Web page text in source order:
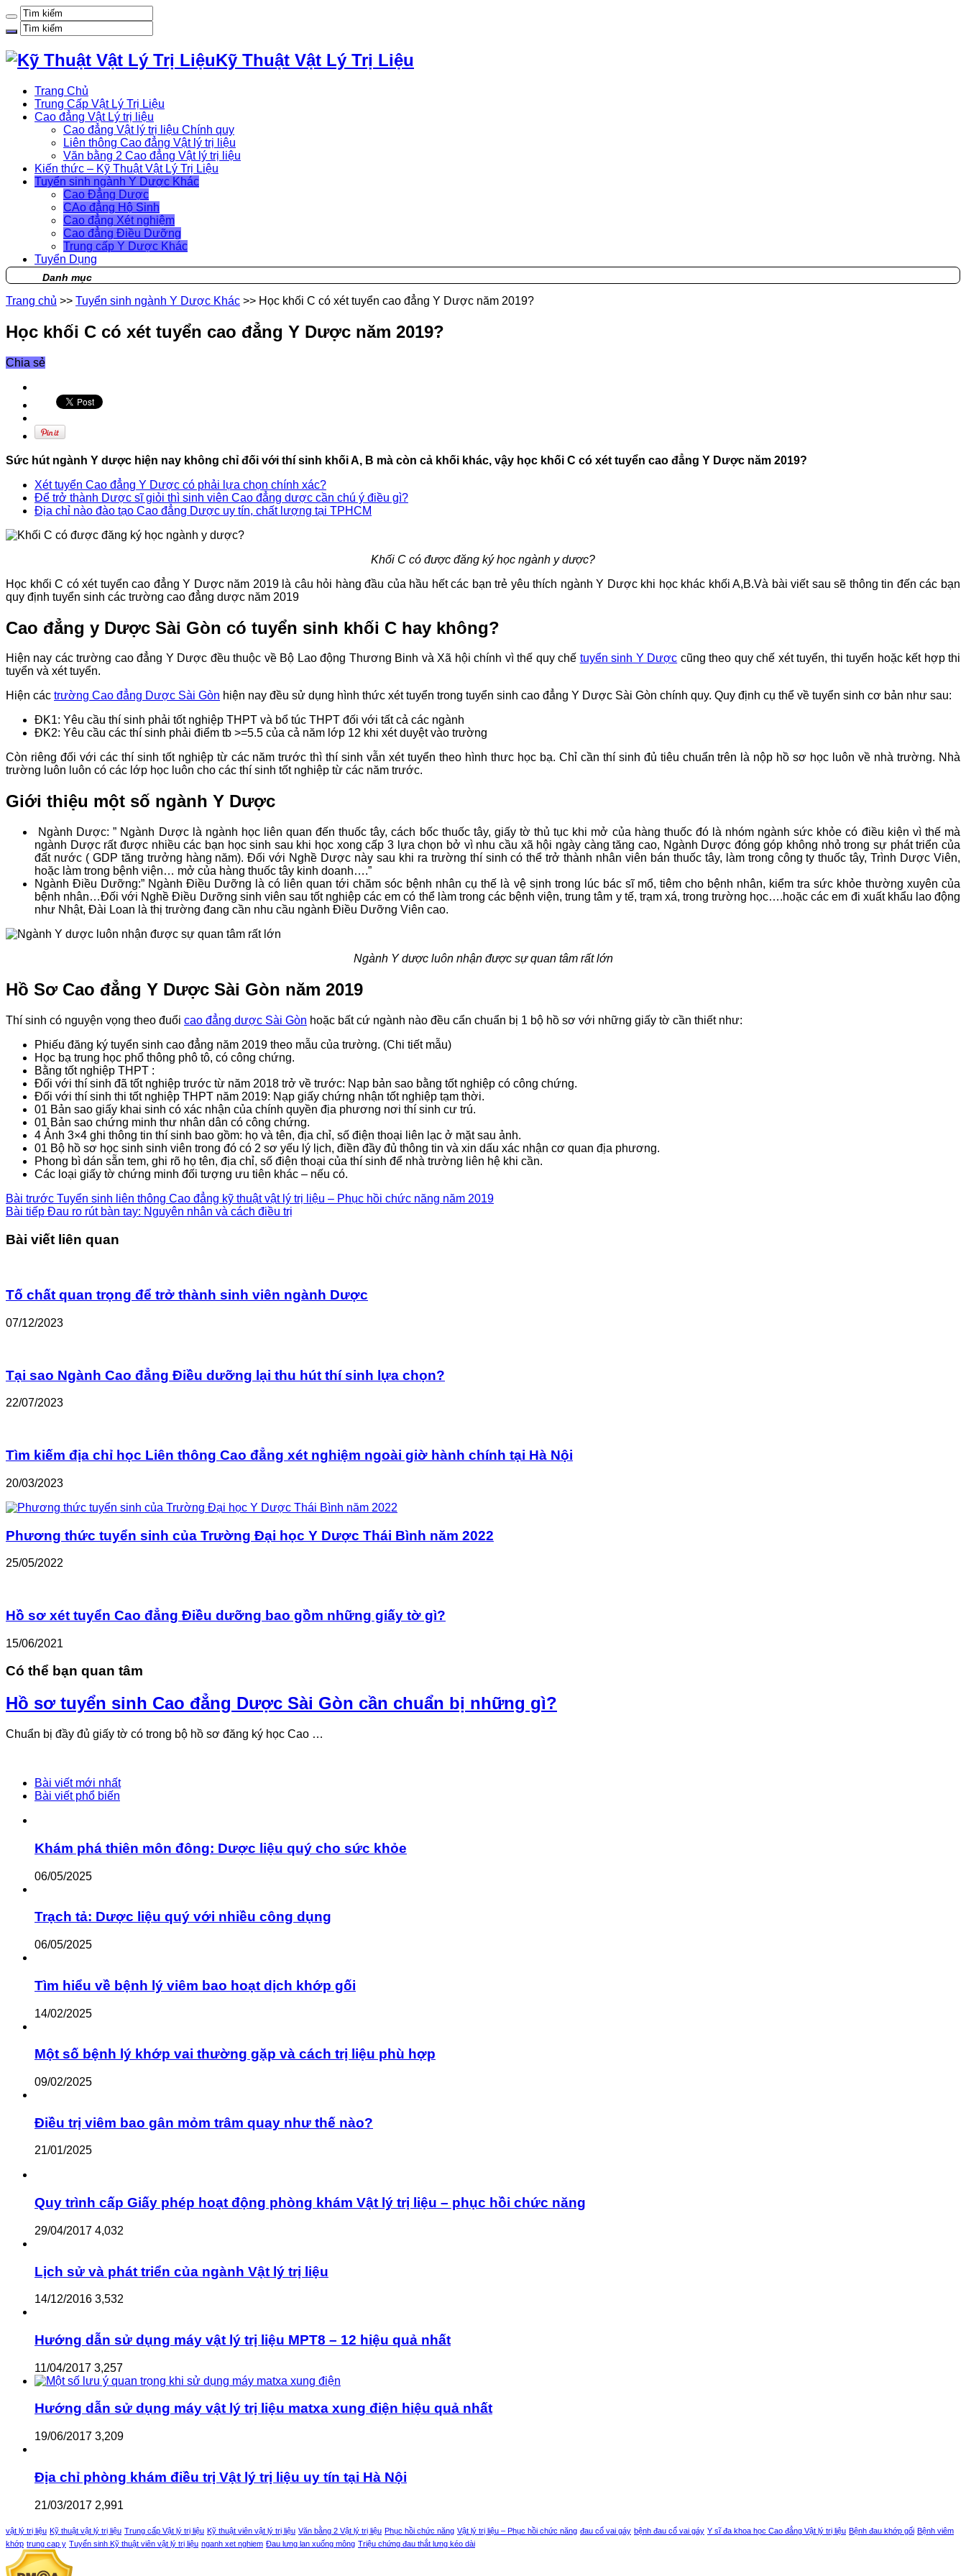
Kỹ Thuật Vật Lý Trị Liệu
Trang Chủ
Trung Cấp Vật Lý Trị Liệu
Cao đẳng Vật Lý trị liệu
Cao đẳng Vật lý trị liệu Chính quy
Liên thông Cao đẳng Vật lý trị liệu
Văn bằng 2 Cao đẳng Vật lý trị liệu
Kiến thức – Kỹ Thuật Vật Lý Trị Liệu
Tuyển sinh ngành Y Dược Khác
Cao Đẳng Dược
CAo đẳng Hộ Sinh
Cao đẳng Xét nghiệm
Cao đẳng Điều Dưỡng
Trung cấp Y Dược Khác
Tuyển Dụng
Danh mục
Trang chủ >> Tuyển sinh ngành Y Dược Khác >> Học khối C có xét tuyển cao đẳng Y Dược năm 2019?
Học khối C có xét tuyển cao đẳng Y Dược năm 2019?
Chia sẻ
Sức hút ngành Y dược hiện nay không chỉ đối với thí sinh khối A, B mà còn cả khối khác, vậy học khối C có xét tuyển cao đẳng Y Dược năm 2019?
Xét tuyển Cao đẳng Y Dược có phải lựa chọn chính xác?
Để trở thành Dược sĩ giỏi thì sinh viên Cao đẳng dược cần chú ý điều gì?
Địa chỉ nào đào tạo Cao đẳng Dược uy tín, chất lượng tại TPHCM
Khối C có được đăng ký học ngành y dược?
Học khối C có xét tuyển cao đẳng Y Dược năm 2019 là câu hỏi hàng đầu của hầu hết các bạn trẻ yêu thích ngành Y Dược khi học khác khối A,B.Và bài viết sau sẽ thông tin đến các bạn
quy định tuyển sinh các trường cao đẳng dược năm 2019
Cao đẳng y Dược Sài Gòn có tuyển sinh khối C hay không?
Hiện nay các trường cao đẳng Y Dược đều thuộc về Bộ Lao động Thương Binh và Xã hội chính vì thế quy chế tuyển sinh Y Dược cũng theo quy chế xét tuyển, thi tuyển hoặc kết hợp thi
tuyển và xét tuyển.
Hiện các trường Cao đẳng Dược Sài Gòn hiện nay đều sử dụng hình thức xét tuyển trong tuyển sinh cao đẳng Y Dược Sài Gòn chính quy. Quy định cụ thể về tuyển sinh cơ bản như sau:
ĐK1: Yêu cầu thí sinh phải tốt nghiệp THPT và bổ túc THPT đối với tất cả các ngành
ĐK2: Yêu cầu các thí sinh phải điểm tb >=5.5 của cả năm lớp 12 khi xét duyệt vào trường
Còn riêng đối với các thí sinh tốt nghiệp từ các năm trước thì thí sinh vẫn xét tuyển theo hình thưc học bạ. Chỉ cần thí sinh đủ tiêu chuẩn trên là nộp hồ sơ học luôn về nhà trường. Nhà
trường luôn luôn có các lớp học luôn cho các thí sinh tốt nghiệp từ các năm trước.
Giới thiệu một số ngành Y Dược
Ngành Dược: ” Ngành Dược là ngành học liên quan đến thuốc tây, cách bốc thuốc tây, giấy tờ thủ tục khi mở của hàng thuốc đó là nhóm ngành sức khỏe có điều kiện vì thế mà
ngành Dược rất được nhiều các bạn học sinh sau khi học xong cấp 3 lựa chọn bở vì nhu cầu xã hội ngày càng tăng cao, Ngành Dược đóng góp không nhỏ trong sự phát triển của
đất nước ( GDP tăng trưởng hàng năm). Đối với Nghề Dược này sau khi ra trường thí sinh có thể trở thành nhân viên bán thuốc tây, làm trong công ty thuốc tây, Trình Dược Viên,
hoặc làm trong bệnh viện… mở của hàng thuốc tây kinh doanh….”
Ngành Điều Dưỡng:” Ngành Điều Dưỡng là có liên quan tới chăm sóc bệnh nhân cụ thế là vệ sịnh trong lúc bác sĩ mổ, tiêm cho bệnh nhân, kiểm tra sức khỏe thường xuyên của
bệnh nhân…Đối với Nghề Điều Dưỡng sinh viên sau tốt nghiệp các em có thể làm trong các bệnh viện, trung tâm y tế, trạm xá, trong trường học….hoặc các em đi xuất khẩu lao động
như Nhật, Đài Loan là thị trường đang cần nhu cầu ngành Điều Dưỡng Viên cao.
Ngành Y dược luôn nhận được sự quan tâm rất lớn
Hồ Sơ Cao đẳng Y Dược Sài Gòn năm 2019
Thí sinh có nguyện vọng theo đuổi cao đẳng dược Sài Gòn hoặc bất cứ ngành nào đều cẩn chuẩn bị 1 bộ hồ sơ với những giấy tờ cần thiết như:
Phiếu đăng ký tuyển sinh cao đẳng năm 2019 theo mẫu của trường. (Chi tiết mẫu)
Học bạ trung học phổ thông phô tô, có công chứng.
Bằng tốt nghiệp THPT :
Đối với thí sinh đã tốt nghiệp trước từ năm 2018 trở về trước: Nạp bản sao bằng tốt nghiệp có công chứng.
Đối với thí sinh thi tốt nghiệp THPT năm 2019: Nạp giấy chứng nhận tốt nghiệp tạm thời.
01 Bản sao giấy khai sinh có xác nhận của chính quyền địa phương nơi thí sinh cư trú.
01 Bản sao chứng minh thư nhân dân có công chứng.
4 Ảnh 3×4 ghi thông tin thí sinh bao gồm: họ và tên, địa chỉ, số điện thoại liên lạc ở mặt sau ảnh.
01 Bộ hồ sơ học sinh sinh viên trong đó có 2 sơ yếu lý lịch, điền đầy đủ thông tin và xin dấu xác nhận cơ quan địa phương.
Phong bì dán sẵn tem, ghi rõ họ tên, địa chỉ, số điện thoại của thí sinh để nhà trường liên hệ khi cần.
Các loại giấy tờ chứng minh đối tượng ưu tiên khác – nếu có.
Bài trước Tuyển sinh liên thông Cao đẳng kỹ thuật vật lý trị liệu – Phục hồi chức năng năm 2019
Bài tiếp Đau ro rút bàn tay: Nguyên nhân và cách điều trị
Bài viết liên quan
Tố chất quan trọng để trở thành sinh viên ngành Dược
07/12/2023
Tại sao Ngành Cao đẳng Điều dưỡng lại thu hút thí sinh lựa chọn?
22/07/2023
Tìm kiếm địa chỉ học Liên thông Cao đẳng xét nghiệm ngoài giờ hành chính tại Hà Nội
20/03/2023
Phương thức tuyển sinh của Trường Đại học Y Dược Thái Bình năm 2022
25/05/2022
Hồ sơ xét tuyển Cao đẳng Điều dưỡng bao gồm những giấy tờ gì?
15/06/2021
Có thể bạn quan tâm
Hồ sơ tuyển sinh Cao đẳng Dược Sài Gòn cần chuẩn bị những gì?
Chuẩn bị đầy đủ giấy tờ có trong bộ hồ sơ đăng ký học Cao …
Bài viết mới nhất
Bài viết phổ biến
Khám phá thiên môn đông: Dược liệu quý cho sức khỏe
06/05/2025
Trạch tả: Dược liệu quý với nhiều công dụng
06/05/2025
Tìm hiểu về bệnh lý viêm bao hoạt dịch khớp gối
14/02/2025
Một số bệnh lý khớp vai thường gặp và cách trị liệu phù hợp
09/02/2025
Điều trị viêm bao gân mỏm trâm quay như thế nào?
21/01/2025
Quy trình cấp Giấy phép hoạt động phòng khám Vật lý trị liệu – phục hồi chức năng
29/04/2017 4,032
Lịch sử và phát triển của ngành Vật lý trị liệu
14/12/2016 3,532
Hướng dẫn sử dụng máy vật lý trị liệu MPT8 – 12 hiệu quả nhất
11/04/2017 3,257
Hướng dẫn sử dụng máy vật lý trị liệu matxa xung điện hiệu quả nhất
19/06/2017 3,209
Địa chỉ phòng khám điều trị Vật lý trị liệu uy tín tại Hà Nội
21/03/2017 2,991
vật lý trị liệu Kỹ thuật vật lý trị liệu Trung cấp Vật lý trị liệu Kỹ thuật viên vật lý trị liệu Văn bằng 2 Vật lý trị liệu Phục hồi chức năng Vật lý trị liệu – Phục hồi chức năng đau cổ vai gáy bệnh đau cổ vai gáy Y sĩ đa khoa học Cao đẳng Vật lý trị liệu Bệnh đau khớp gối Bệnh viêm
khớp trung cap y Tuyển sinh Kỹ thuật viên vật lý trị liệu nganh xet nghiem Đau lưng lan xuống mông Triệu chứng đau thắt lưng kéo dài